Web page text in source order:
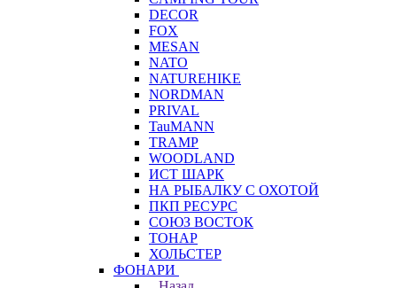
DECOR
FOX
MESAN
NATO
NATUREHIKE
NORDMAN
PRIVAL
TauMANN
TRAMP
WOODLAND
ИСТ ШАРК
НА РЫБАЛКУ С ОХОТОЙ
ПКП РЕСУРС
СОЮЗ ВОСТОК
ТОНАР
ХОЛЬСТЕР
ФОНАРИ